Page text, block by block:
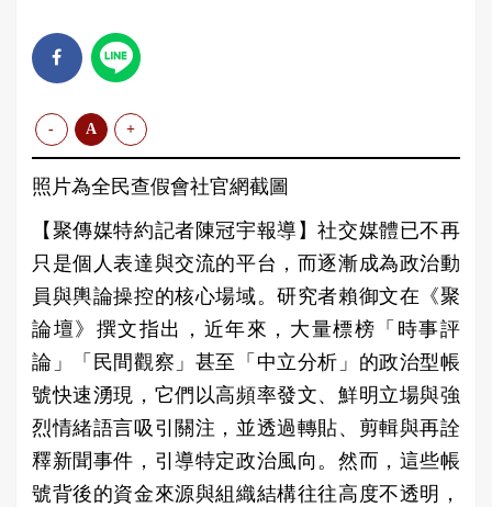
- A +
照片為全民查假會社官網截圖
【聚傳媒特約記者陳冠宇報導】社交媒體已不再
只是個人表達與交流的平台，而逐漸成為政治動
員與輿論操控的核心場域。研究者賴御文在《聚
論壇》撰文指出，近年來，大量標榜「時事評
論」「民間觀察」甚至「中立分析」的政治型帳
號快速湧現，它們以高頻率發文、鮮明立場與強
烈情緒語言吸引關注，並透過轉貼、剪輯與再詮
釋新聞事件，引導特定政治風向。然而，這些帳
號背後的資金來源與組織結構往往高度不透明，